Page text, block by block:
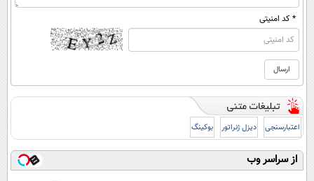
* کد امنیتی
اعتبارسنجی دیزل ژنراتور بوکینگ
از سراسر وب